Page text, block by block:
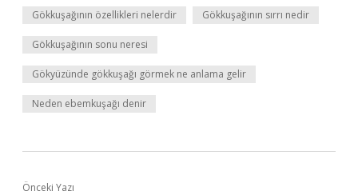
Gökkuşağının özellikleri nelerdir Gökkuşağının sırrı nedir
Gökkuşağının sonu neresi
Gökyüzünde gökkuşağı görmek ne anlama gelir
Neden ebemkuşağı denir
Önceki Yazı